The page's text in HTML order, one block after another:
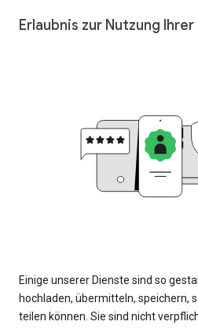
Erlaubnis zur Nutzung
Einige unserer Dienste sind so
hochladen, übermitteln, speichern,
teilen können. Sie sind nicht